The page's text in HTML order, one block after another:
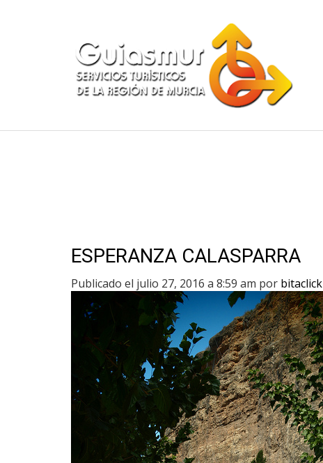
ESPERANZA CALASPARRA
Publicado el julio 27, 2016 a 8:59 am por bitaclick